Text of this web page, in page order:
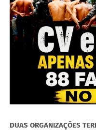
DUAS ORGANIZAÇÕES